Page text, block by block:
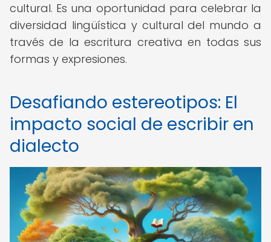
cultural. Es una oportunidad para celebrar la
diversidad lingüística y cultural del mundo a
través de la escritura creativa en todas sus
formas y expresiones.
Desafiando estereotipos: El
impacto social de escribir en
dialecto